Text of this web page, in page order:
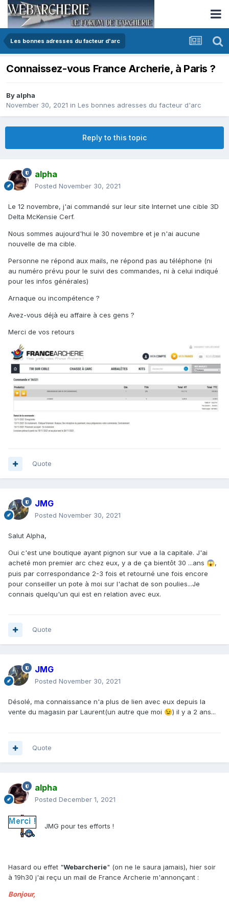
Les bonnes adresses du facteur d'arc
Connaissez-vous France Archerie, à Paris ?
Byalpha
November 30, 2021 in Les bonnes adresses du facteur d'arc
Reply to this topic
alpha
Posted November 30, 2021
Le 12 novembre, j'ai commandé sur leur site Internet une cible 3D
Delta McKensie Cerf.
Nous sommes aujourd'hui le 30 novembre et je n'ai aucune
nouvelle de ma cible.
Personne ne répond aux mails, ne répond pas au téléphone (ni
au numéro prévu pour le suivi des commandes, ni à celui indiqué
pour les infos générales)
Arnaque ou incompétence ?
Avez-vous déjà eu affaire à ces gens ?
Merci de vos retours
Quote
JMG
Posted November 30, 2021
Salut Alpha,
Oui c'est une boutique ayant pignon sur vue a la capitale. J'ai
acheté mon premier arc chez eux, y a de ça bientôt 30 ...ans 😱,
puis par correspondance 2-3 fois et retourné une fois encore
pour conseiller un pote à moi sur l'achat de son poulies...Je
connais quelqu'un qui est en relation avec eux.
Quote
JMG
Posted November 30, 2021
Désolé, ma connaissance n'a plus de lien avec eux depuis la
vente du magasin par Laurent(un autre que moi 😉) il y a 2 ans...
Quote
alpha
Posted December 1, 2021
JMG pour tes efforts !
Hasard ou effet "Webarcherie" (on ne le saura jamais), hier soir
à 19h30 j'ai reçu un mail de France Archerie m'annonçant :
Bonjour,